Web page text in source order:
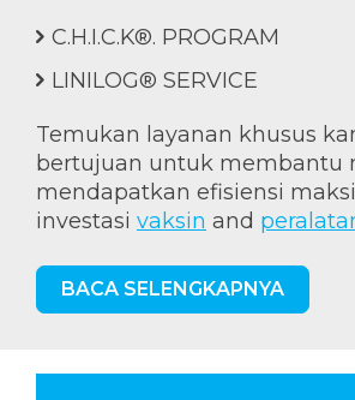
C.H.I.C.K®. PROGRAM
LINILOG® SERVICE
Temukan layanan khusus
bertujuan untuk membantu
mendapatkan efisiensi
investasi vaksin and
BACA SELENGKAPNYA